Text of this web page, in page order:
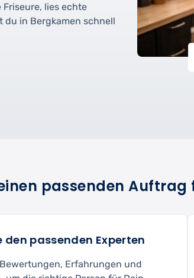
lies echte
du in Bergkamen schnell
passenden Auftrag
den passenden Experten
Erfahrungen und